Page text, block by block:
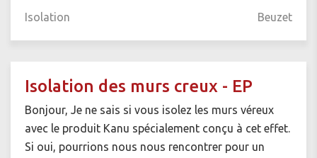
Isolation Beuzet
Isolation des murs creux - EP
Bonjour, Je ne sais si vous isolez les murs véreux
avec le produit Kanu spécialement conçu à cet effet.
Si oui, pourrions nous nous rencontrer pour un